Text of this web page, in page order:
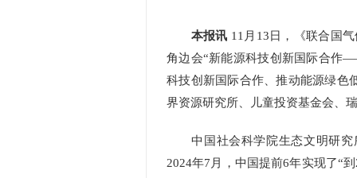
本报讯 11月13日，《联合国
角边会“新能源科技创新国际合作
科技创新国际合作、推动能源绿色
界资源研究所、儿童投资基金会、
中国社会科学院生态文明研究
2024年7月，中国提前6年实现了“